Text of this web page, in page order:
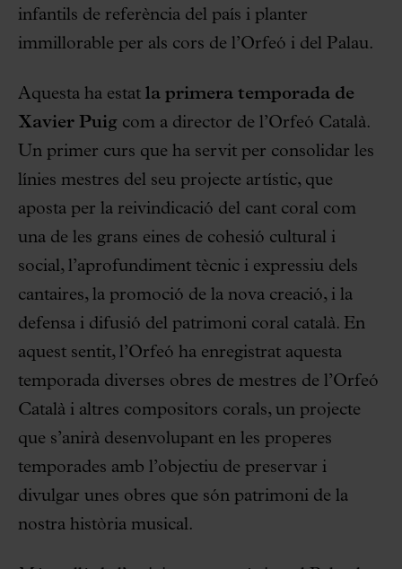
infantils de referència del país i planter
immillorable per als cors de l’Orfeó i del Palau.
Aquesta ha estat la primera temporada de
Xavier Puig com a director de l’Orfeó Català.
Un primer curs que ha servit per consolidar les
línies mestres del seu projecte artístic, que
aposta per la reivindicació del cant coral com
una de les grans eines de cohesió cultural i
social, l’aprofundiment tècnic i expressiu dels
cantaires, la promoció de la nova creació, i la
defensa i difusió del patrimoni coral català. En
aquest sentit, l’Orfeó ha enregistrat aquesta
temporada diverses obres de mestres de l’Orfeó
Català i altres compositors corals, un projecte
que s’anirà desenvolupant en les properes
temporades amb l’objectiu de preservar i
divulgar unes obres que són patrimoni de la
nostra història musical.